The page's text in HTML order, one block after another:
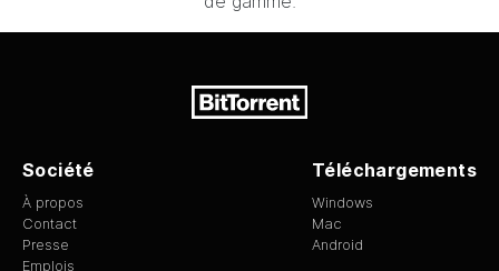
Société
À propos
Contact
Presse
Emplois
Téléchargements
Windows
Mac
Android